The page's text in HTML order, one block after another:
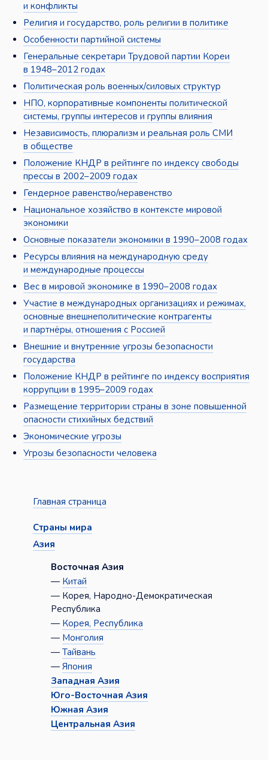
и конфликты
Религия и государство, роль религии в политике
Особенности партийной системы
Генеральные секретари Трудовой партии Кореи
в 1948–2012 годах
Политическая роль военных/силовых структур
НПО, корпоративные компоненты политической
системы, группы интересов и группы влияния
Независимость, плюрализм и реальная роль СМИ
в обществе
Положение КНДР в рейтинге по индексу свободы
прессы в 2002–2009 годах
Гендерное равенство/неравенство
Национальное хозяйство в контексте мировой
экономики
Основные показатели экономики в 1990–2008 годах
Ресурсы влияния на международную среду
и международные процессы
Вес в мировой экономике в 1990–2008 годах
Участие в международных организациях и режимах,
основные внешнеполитические контрагенты
и партнёры, отношения с Россией
Внешние и внутренние угрозы безопасности
государства
Положение КНДР в рейтинге по индексу восприятия
коррупции в 1995–2009 годах
Размещение территории страны в зоне повышенной
опасности стихийных бедствий
Экономические угрозы
Угрозы безопасности человека
Главная страница
Страны мира
Азия
Восточная Азия
— Китай
— Корея, Народно-Демократическая
Республика
— Корея, Республика
— Монголия
— Тайвань
— Япония
Западная Азия
Юго-Восточная Азия
Южная Азия
Центральная Азия